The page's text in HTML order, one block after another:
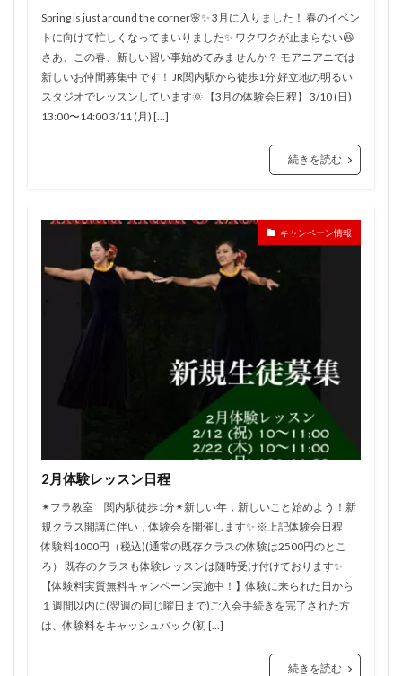
Spring is just around the corner🌸✨ 3月に入りました！ 春のイベン
トに向けて忙しくなってまいりました✨ ワクワクが止まらない😆
さあ、この春、新しい習い事始めてみませんか？ モアニアニでは
新しいお仲間募集中です！ JR関内駅から徒歩1分 好立地の明るい
スタジオでレッスンしています🌞 【3月の体験会日程】 3/10 (日)
13:00〜14:00 3/11 (月) […]
続きを読む
キャンペーン情報
2月体験レッスン日程
✴︎フラ教室 関内駅徒歩1分✴︎新しい年，新しいこと始めよう！新
規クラス開講に伴い，体験会を開催します✨ ※上記体験会日程
体験料1000円（税込)(通常の既存クラスの体験は2500円のとこ
ろ） 既存のクラスも体験レッスンは随時受け付けております✨
【体験料実質無料キャンペーン実施中！】体験に来られた日から
１週間以内に(翌週の同じ曜日まで)ご入会手続きを完了された方
は、体験料をキャッシュバック(初 […]
続きを読む